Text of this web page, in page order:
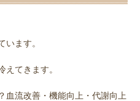
います。
えてきます。
血流改善・機能向上・代謝向上